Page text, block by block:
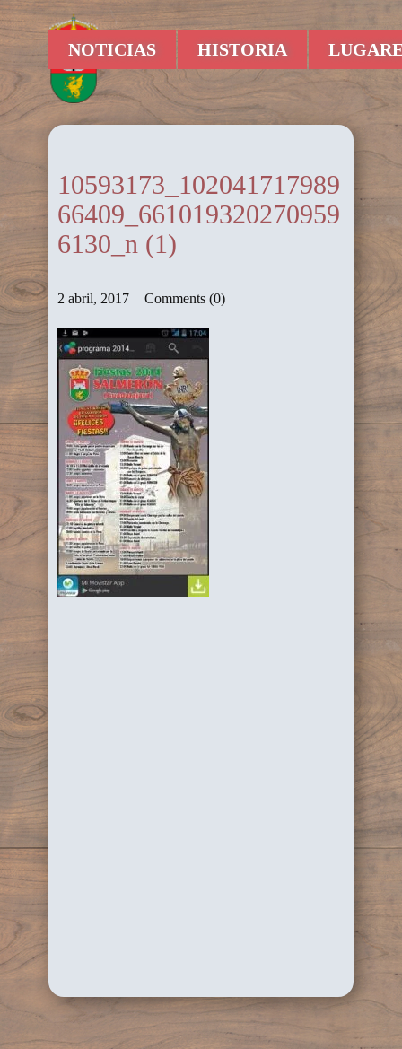
NOTICIAS HISTORIA
10593173_102041717989
66409_661019320270959
6130_n (1)
2 abril, 2017 Comments (0)